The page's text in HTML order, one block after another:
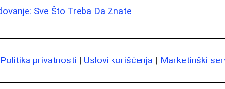
Sve Što Treba Da Znate
Politika privatnosti | Uslovi korišćenja | Marketinški